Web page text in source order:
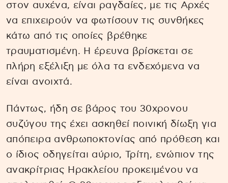
στον αυχένα, είναι ραγδαίες, με τις Αρχές
να επιχειρούν να φωτίσουν τις συνθήκες
κάτω από τις οποίες βρέθηκε
τραυματισμένη. Η έρευνα βρίσκεται σε
πλήρη εξέλιξη με όλα τα ενδεχόμενα να
είναι ανοιχτά.
Πάντως, ήδη σε βάρος του 30χρονου
συζύγου της έχει ασκηθεί ποινική δίωξη για
απόπειρα ανθρωποκτονίας από πρόθεση και
ο ίδιος οδηγείται αύριο, Τρίτη, ενώπιον της
ανακρίτριας Ηρακλείου προκειμένου να